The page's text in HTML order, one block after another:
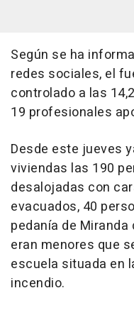
Según se ha
redes sociales, el
controlado a las
19 profesionales
Desde este jueves
viviendas las 190
desalojadas con
evacuados, 40
pedanía de Miranda
eran menores que
escuela situada en
incendio.